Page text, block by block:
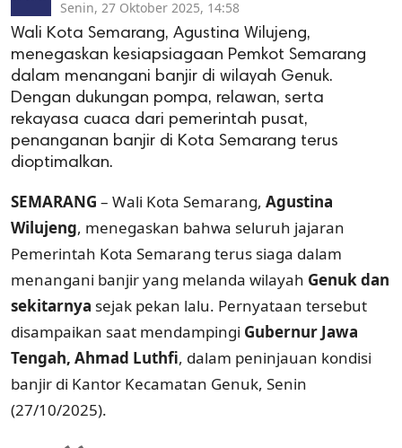
Senin, 27 Oktober 2025, 14:58
Wali Kota Semarang, Agustina Wilujeng,
menegaskan kesiapsiagaan Pemkot Semarang
dalam menangani banjir di wilayah Genuk.
Dengan dukungan pompa, relawan, serta
rekayasa cuaca dari pemerintah pusat,
penanganan banjir di Kota Semarang terus
dioptimalkan.
SEMARANG – Wali Kota Semarang, Agustina
Wilujeng, menegaskan bahwa seluruh jajaran
Pemerintah Kota Semarang terus siaga dalam
menangani banjir yang melanda wilayah Genuk dan
sekitarnya sejak pekan lalu. Pernyataan tersebut
disampaikan saat mendampingi Gubernur Jawa
Tengah, Ahmad Luthfi, dalam peninjauan kondisi
banjir di Kantor Kecamatan Genuk, Senin
(27/10/2025).